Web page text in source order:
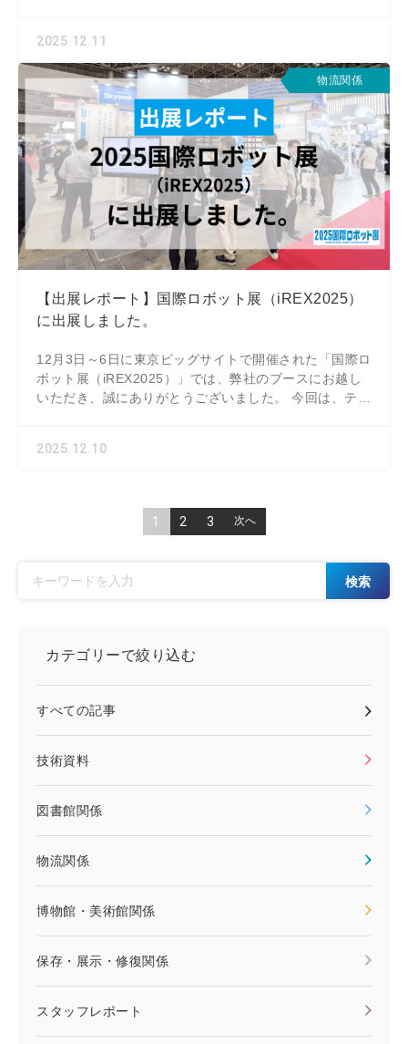
2025.12.11
物流関係
【出展レポート】国際ロボット展（iREX2025）
に出展しました。
12月3日～6日に東京ビッグサイトで開催された「国際ロ
ボット展（iREX2025）」では、弊社のブースにお越し
いただき、誠にありがとうございました。 今回は、テク
2025.12.10
1 2 3 次へ
検索
カテゴリーで絞り込む
すべての記事
技術資料
図書館関係
物流関係
博物館・美術館関係
保存・展示・修復関係
スタッフレポート